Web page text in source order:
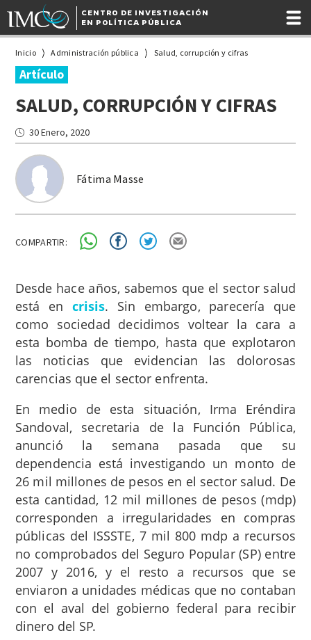
CENTRO DE INVESTIGACIÓN
EN POLÍTICA PÚBLICA
Inicio Administración pública Salud, corrupción y cifras
Artículo
SALUD, CORRUPCIÓN Y CIFRAS
Fátima Masse
30 Enero, 2020
COMPARTIR:
Desde hace años, sabemos que el sector salud
está en crisis. Sin embargo, parecería que
como sociedad decidimos voltear la cara a
esta bomba de tiempo, hasta que explotaron
las noticias que evidencian las dolorosas
carencias que el sector enfrenta.
En medio de esta situación, Irma Eréndira
Sandoval, secretaria de la Función Pública,
anunció la semana pasada que su
dependencia está investigando un monto de
26 mil millones de pesos en el sector salud. De
esta cantidad, 12 mil millones de pesos (mdp)
corresponden a irregularidades en compras
públicas del ISSSTE, 7 mil 800 mdp a recursos
no comprobados del Seguro Popular (SP) entre
2007 y 2016, y el resto a recursos que se
enviaron a unidades médicas que no contaban
con el aval del gobierno federal para recibir
dinero del SP.